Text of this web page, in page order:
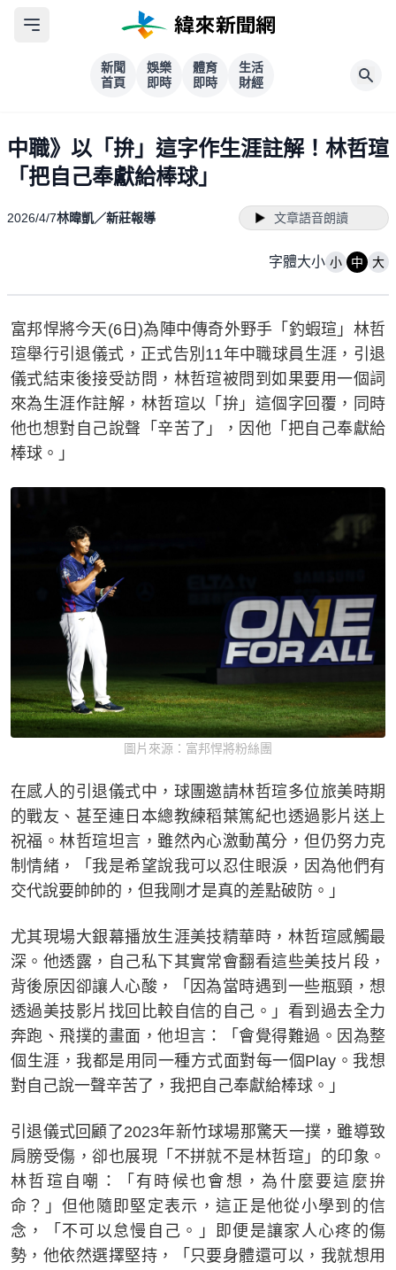
新聞
首頁
娛樂
即時
體育
即時
生活
財經
中職》以「拚」這字作生涯註解！林哲瑄
「把自己奉獻給棒球」
2026/4/7林暐凱／新莊報導 文章語音朗讀
字體大小 小 中 大
富邦悍將今天(6日)為陣中傳奇外野手「釣蝦瑄」林哲
瑄舉行引退儀式，正式告別11年中職球員生涯，引退
儀式結束後接受訪問，林哲瑄被問到如果要用一個詞
來為生涯作註解，林哲瑄以「拚」這個字回覆，同時
他也想對自己說聲「辛苦了」，因他「把自己奉獻給
棒球。」
圖片來源：富邦悍將粉絲團
在感人的引退儀式中，球團邀請林哲瑄多位旅美時期
的戰友、甚至連日本總教練稻葉篤紀也透過影片送上
祝福。林哲瑄坦言，雖然內心激動萬分，但仍努力克
制情緒，「我是希望說我可以忍住眼淚，因為他們有
交代說要帥帥的，但我剛才是真的差點破防。」
尤其現場大銀幕播放生涯美技精華時，林哲瑄感觸最
深。他透露，自己私下其實常會翻看這些美技片段，
背後原因卻讓人心酸，「因為當時遇到一些瓶頸，想
透過美技影片找回比較自信的自己。」看到過去全力
奔跑、飛撲的畫面，他坦言：「會覺得難過。因為整
個生涯，我都是用同一種方式面對每一個Play。我想
對自己說一聲辛苦了，我把自己奉獻給棒球。」
引退儀式回顧了2023年新竹球場那驚天一撲，雖導致
肩膀受傷，卻也展現「不拼就不是林哲瑄」的印象。
林哲瑄自嘲：「有時候也會想，為什麼要這麼拚
命？」但他隨即堅定表示，這正是他從小學到的信
念，「不可以怠慢自己。」即便是讓家人心疼的傷
勢，他依然選擇堅持，「只要身體還可以，我就想用